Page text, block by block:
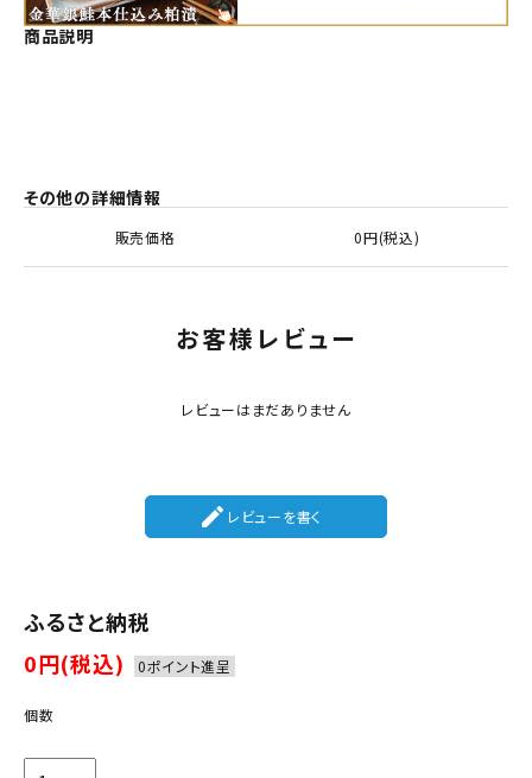
商品説明
その他の詳細情報
販売価格 0円(税込)
お客様レビュー
レビューはまだありません
create レビューを書く
ふるさと納税
0円(税込)
0ポイント進呈
個数